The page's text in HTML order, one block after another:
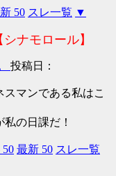
50 スレ一覧 ▼
ナモロール】
投稿日：
マンである私はこ
の日課だ！
50 最新 50 スレ一覧